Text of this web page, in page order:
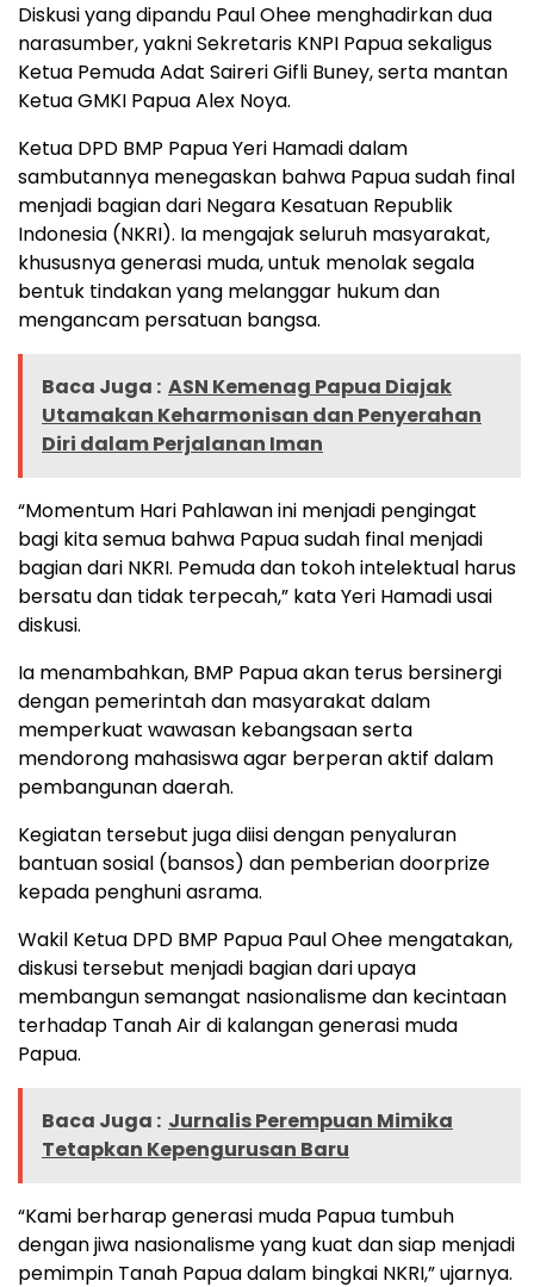
Diskusi yang dipandu Paul Ohee menghadirkan dua
narasumber, yakni Sekretaris KNPI Papua sekaligus
Ketua Pemuda Adat Saireri Gifli Buney, serta mantan
Ketua GMKI Papua Alex Noya.
Ketua DPD BMP Papua Yeri Hamadi dalam
sambutannya menegaskan bahwa Papua sudah final
menjadi bagian dari Negara Kesatuan Republik
Indonesia (NKRI). Ia mengajak seluruh masyarakat,
khususnya generasi muda, untuk menolak segala
bentuk tindakan yang melanggar hukum dan
mengancam persatuan bangsa.
Baca Juga : ASN Kemenag Papua Diajak
Utamakan Keharmonisan dan Penyerahan
Diri dalam Perjalanan Iman
“Momentum Hari Pahlawan ini menjadi pengingat
bagi kita semua bahwa Papua sudah final menjadi
bagian dari NKRI. Pemuda dan tokoh intelektual harus
bersatu dan tidak terpecah,” kata Yeri Hamadi usai
diskusi.
Ia menambahkan, BMP Papua akan terus bersinergi
dengan pemerintah dan masyarakat dalam
memperkuat wawasan kebangsaan serta
mendorong mahasiswa agar berperan aktif dalam
pembangunan daerah.
Kegiatan tersebut juga diisi dengan penyaluran
bantuan sosial (bansos) dan pemberian doorprize
kepada penghuni asrama.
Wakil Ketua DPD BMP Papua Paul Ohee mengatakan,
diskusi tersebut menjadi bagian dari upaya
membangun semangat nasionalisme dan kecintaan
terhadap Tanah Air di kalangan generasi muda
Papua.
Baca Juga : Jurnalis Perempuan Mimika
Tetapkan Kepengurusan Baru
“Kami berharap generasi muda Papua tumbuh
dengan jiwa nasionalisme yang kuat dan siap menjadi
pemimpin Tanah Papua dalam bingkai NKRI,” ujarnya.